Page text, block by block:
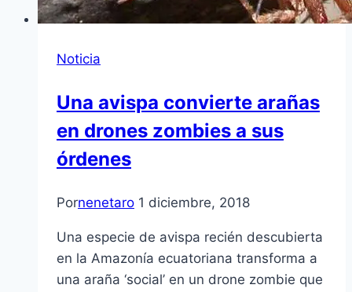
Noticia
Una avispa convierte arañas
en drones zombies a sus
órdenes
Pornenetaro 1 diciembre, 2018
Una especie de avispa recién descubierta
en la Amazonía ecuatoriana transforma a
una araña ‘social’ en un drone zombie que